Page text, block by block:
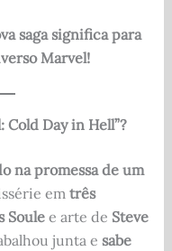
saga significa para
Marvel!
Cold Day in Hell”?
na promessa de um
em três
Soulee arte de Steve
junta e sabe